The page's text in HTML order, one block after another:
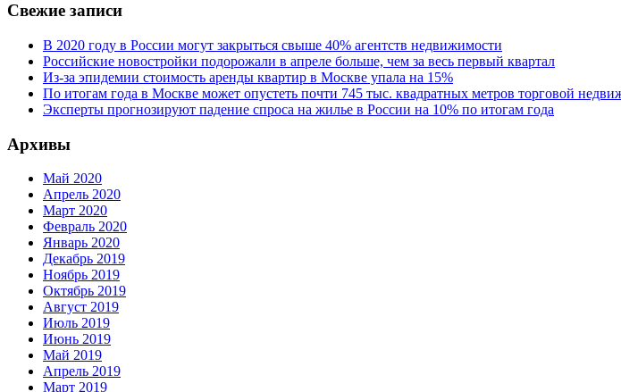
Свежие записи
В 2020 году в России могут закрыться свыше 40% агентств недвижимости
Российские новостройки подорожали в апреле больше, чем за весь первый квартал
Из-за эпидемии стоимость аренды квартир в Москве упала на 15%
По итогам года в Москве может опустеть почти 745 тыс. квадратных метров торговой
Эксперты прогнозируют падение спроса на жилье в России на 10% по итогам года
Архивы
Май 2020
Апрель 2020
Март 2020
Февраль 2020
Январь 2020
Декабрь 2019
Ноябрь 2019
Октябрь 2019
Август 2019
Июль 2019
Июнь 2019
Май 2019
Апрель 2019
Март 2019